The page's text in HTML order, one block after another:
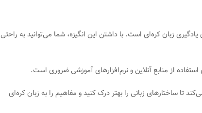
یادگیری زبان کره‌ای است. با داشتن این انگیزه، شما می‌توانید به راحتی
استفاده از منابع آنلاین و نرم‌افزارهای آموزشی ضروری است.
تا ساختارهای زبانی را بهتر درک کنید و مفاهیم را به زبان کره‌ای